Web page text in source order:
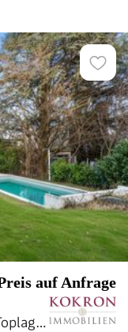
auf Anfrage